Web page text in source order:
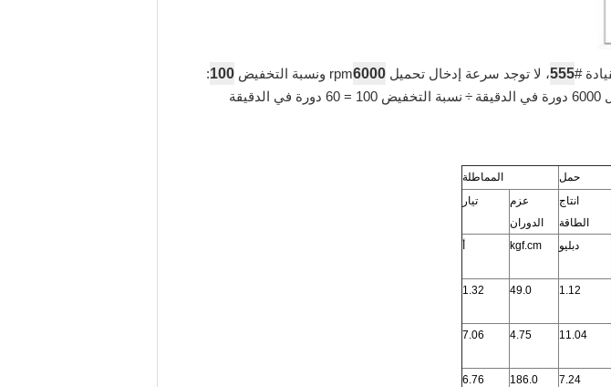
555، لا توجد سرعة إدخال تحميل 6000rpm ونسبة التخفيض 100
:
÷ نسبة التخفيض 100 = 60 دورة في الدقيقة
حمل
المماطلة
انتاج
الطاقة
عزم
الدوران
تيار
دبليو kgf.cm
1.12
49.0
1.32
11.04
4.75
7.06
7.24
186.0
6.76